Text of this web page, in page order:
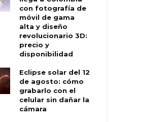
con fotografía de
móvil de gama
alta y diseño
revolucionario 3D:
precio y
disponibilidad
Eclipse solar del 12
de agosto: cómo
grabarlo con el
celular sin dañar la
cámara